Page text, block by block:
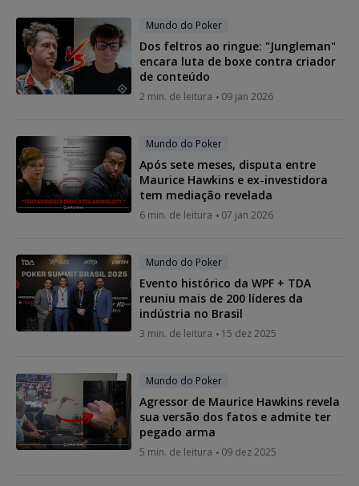
Mundo do Poker
Dos feltros ao ringue: "Jungleman"
encara luta de boxe contra criador
de conteúdo
2 min. de leitura 09 jan 2026
Mundo do Poker
Após sete meses, disputa entre
Maurice Hawkins e ex-investidora
tem mediação revelada
6 min. de leitura 07 jan 2026
Mundo do Poker
Evento histórico da WPF + TDA
reuniu mais de 200 líderes da
indústria no Brasil
3 min. de leitura 15 dez 2025
Mundo do Poker
Agressor de Maurice Hawkins revela
sua versão dos fatos e admite ter
pegado arma
5 min. de leitura 09 dez 2025